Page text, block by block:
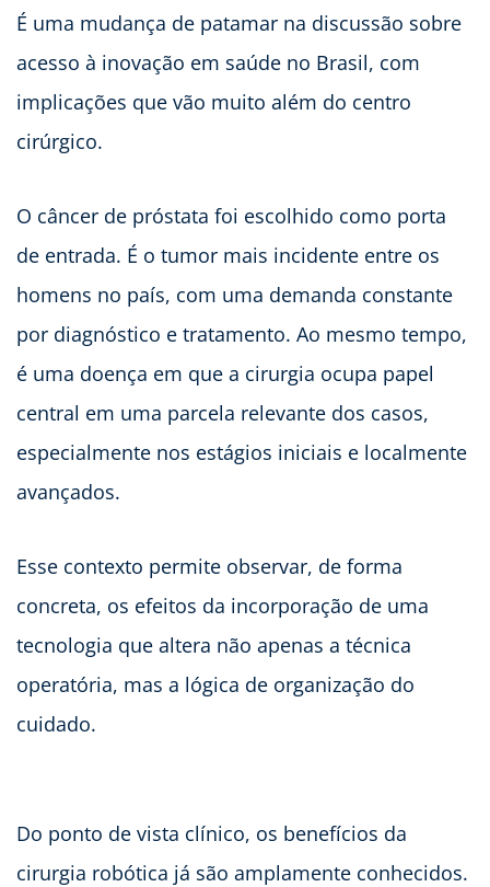
É uma mudança de patamar na discussão sobre
acesso à inovação em saúde no Brasil, com
implicações que vão muito além do centro
cirúrgico.
O câncer de próstata foi escolhido como porta
de entrada. É o tumor mais incidente entre os
homens no país, com uma demanda constante
por diagnóstico e tratamento. Ao mesmo tempo,
é uma doença em que a cirurgia ocupa papel
central em uma parcela relevante dos casos,
especialmente nos estágios iniciais e localmente
avançados.
Esse contexto permite observar, de forma
concreta, os efeitos da incorporação de uma
tecnologia que altera não apenas a técnica
operatória, mas a lógica de organização do
cuidado.
Do ponto de vista clínico, os benefícios da
cirurgia robótica já são amplamente conhecidos.